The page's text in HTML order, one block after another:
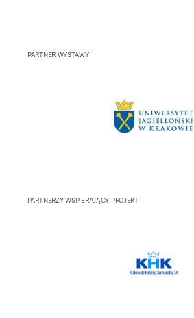
PARTNER WYSTAWY
PARTNERZY WSPIERAJĄCY PROJEKT